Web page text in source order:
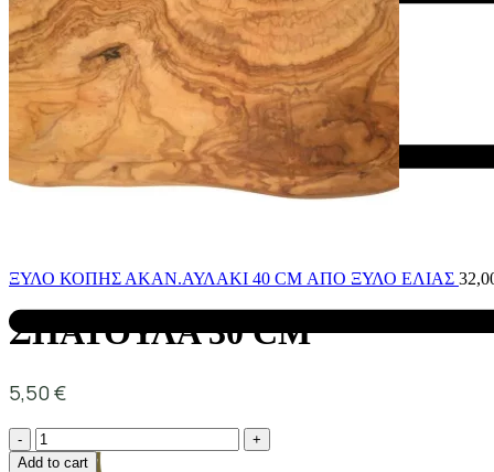
ΞΥΛΟ ΚΟΠΗΣ ΑΚΑΝ.ΑΥΛΑΚΙ 40 CM ΑΠΟ ΞΥΛΟ ΕΛΙΑΣ
ΣΠΑΤΟΥΛΑ 30 CM
5,50 €
Add to cart